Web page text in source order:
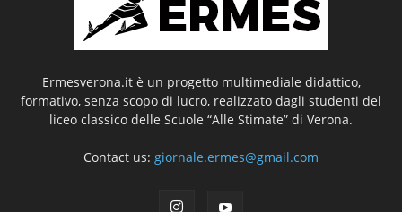
Ermesverona.it è un progetto multimediale didattico,
formativo, senza scopo di lucro, realizzato dagli studenti del
liceo classico delle Scuole “Alle Stimate” di Verona.
Contact us: giornale.ermes@gmail.com